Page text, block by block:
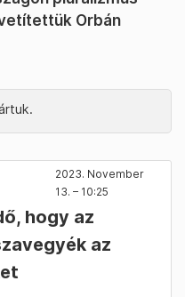
Orbán
2023. November
13. – 10:25
hogy az
az